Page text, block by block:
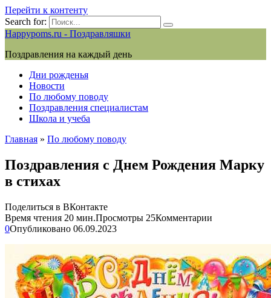
Перейти к контенту
Search for:
Happypoms.ru - Поздравляшки
Поздравления на каждый день
Дни рожденья
Новости
По любому поводу
Поздравления специалистам
Школа и учеба
Главная » По любому поводу
Поздравления с Днем Рождения Марку
в стихах
Поделиться в ВКонтакте
Время чтения 20 мин.Просмотры 25Комментарии
0Опубликовано 06.09.2023